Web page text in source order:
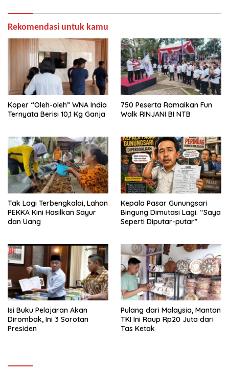
Rekomendasi untuk kamu
Koper “Oleh-oleh” WNA India
Ternyata Berisi 10,1 Kg Ganja
750 Peserta Ramaikan Fun
Walk RINJANI BI NTB
Tak Lagi Terbengkalai, Lahan
PEKKA Kini Hasilkan Sayur
dan Uang
Kepala Pasar Gunungsari
Bingung Dimutasi Lagi: “Saya
Seperti Diputar-putar”
Isi Buku Pelajaran Akan
Dirombak, Ini 3 Sorotan
Presiden
Pulang dari Malaysia, Mantan
TKI Ini Raup Rp20 Juta dari
Tas Ketak